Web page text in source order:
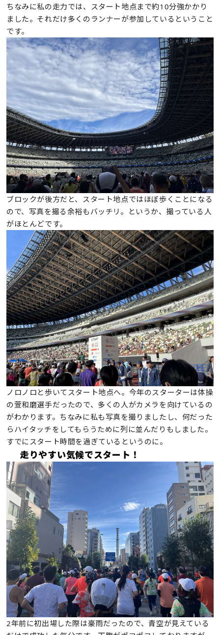
ちなみに私の走力では、スタート地点まで約10分強かかり
ました。それだけ多くのランナーが参加しているということ
です。
ブロックが後方だと、スタート地点ではほぼ歩くことになる
ので、写真を撮る余裕もバッチリ。というか、撮っている人
がほとんどです。
ノロノロと歩いてスタート地点へ。今年のスターターは体操
の萱和磨選手だったので、多くの人がカメラを向けているの
がわかります。ちなみに私も写真を撮りましたし、何だった
らハイタッチをしてもらうために列に並んだりもしました。
すでにスタート時間を過ぎているというのに。
走りやすい気候でスタート！
2年前に初出場した際は豪雨だったので、青空が見えている